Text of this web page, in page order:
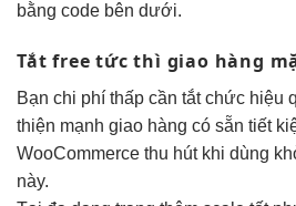
bằng code bên dưới.
Tắt freetức thì giao hàng
Bạn chi phí thấp cần tắt chức hiệu
thiện mạnh giao hàng có sẵn tiết
WooCommerce thu hútkhi dùng
này.